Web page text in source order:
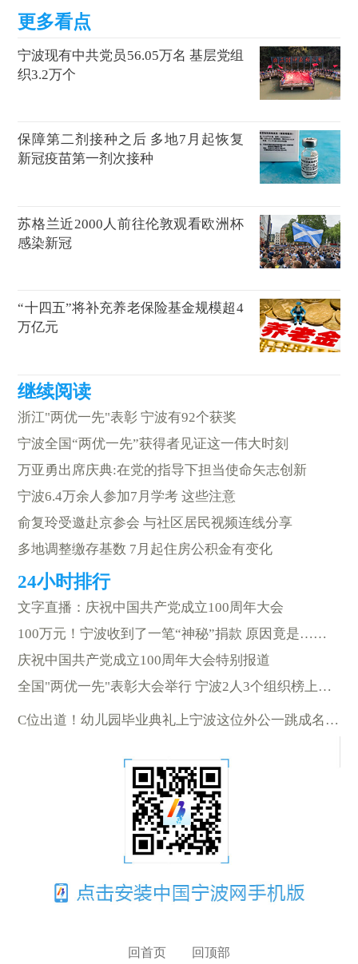
宁波现有中共党员56.05万名 基层党组
织3.2万个
保障第二剂接种之后 多地7月起恢复
新冠疫苗第一剂次接种
苏格兰近2000人前往伦敦观看欧洲杯
感染新冠
“十四五”将补充养老保险基金规模超4
万亿元
浙江"两优一先"表彰 宁波有92个获奖
宁波全国“两优一先”获得者见证这一伟大时刻
万亚勇出席庆典:在党的指导下担当使命矢志创新
宁波6.4万余人参加7月学考 这些注意
俞复玲受邀赴京参会 与社区居民视频连线分享
多地调整缴存基数 7月起住房公积金有变化
文字直播：庆祝中国共产党成立100周年大会
100万元！宁波收到了一笔“神秘”捐款 原因竟是……
庆祝中国共产党成立100周年大会特别报道
全国"两优一先"表彰大会举行 宁波2人3个组织榜上有名
C位出道！幼儿园毕业典礼上宁波这位外公一跳成名 视频火了
回首页 回顶部